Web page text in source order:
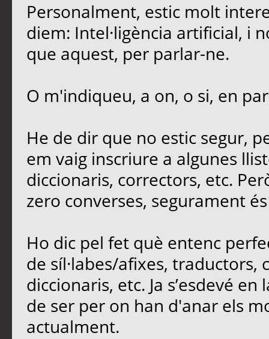
Personalment, estic molt
diem: Intel·ligència artificial, i
que aquest, per parlar-ne.
O m'indiqueu, a on, o si, en
He de dir que no estic segur,
em vaig inscriure a algunes
diccionaris, correctors, etc.
zero converses, segurament
Ho dic pel fet què entenc
de síl·labes/afixes, traductors,
diccionaris, etc. Ja s’esdevé
de ser per on han d'anar els
actualment.